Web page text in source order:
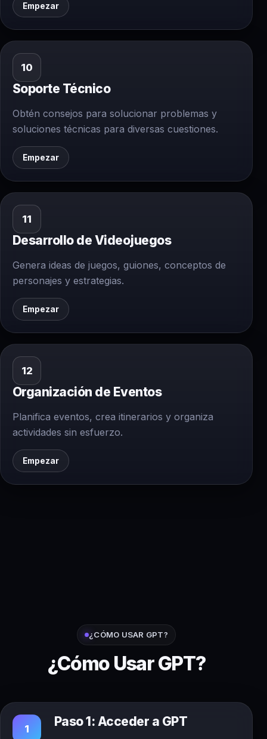
Empezar
10
Soporte Técnico
Obtén consejos para solucionar problemas y
soluciones técnicas para diversas cuestiones.
Empezar
11
Desarrollo de Videojuegos
Genera ideas de juegos, guiones, conceptos de
personajes y estrategias.
Empezar
12
Organización de Eventos
Planifica eventos, crea itinerarios y organiza
actividades sin esfuerzo.
Empezar
¿CÓMO USAR GPT?
¿Cómo Usar GPT?
1 Paso 1: Acceder a GPT